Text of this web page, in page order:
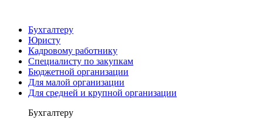
Бухгалтеру
Юристу
Кадровому работнику
Специалисту по закупкам
Бюджетной организации
Для малой организации
Для средней и крупной организации
Бухгалтеру